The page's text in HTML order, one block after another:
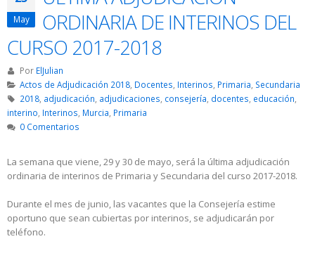
May
ORDINARIA DE INTERINOS DEL
CURSO 2017-2018
Por ElJulian
Actos de Adjudicación 2018, Docentes Interinos Primaria Secundaria
2018, adjudicación, adjudicaciones, consejería, docentes, educación,
interino, Interinos, Murcia, Primaria
0 Comentarios
La semana que viene, 29 y 30 de mayo, será la última adjudicación
ordinaria de interinos de Primaria y Secundaria del curso 2017-2018.
Durante el mes de junio, las vacantes que la Consejería estime
oportuno que sean cubiertas por interinos, se adjudicarán por
teléfono.